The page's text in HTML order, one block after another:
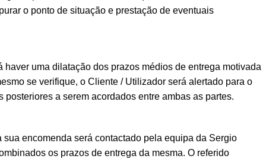
o ponto de situação e prestação de eventuais
haver uma dilatação dos prazos médios de entrega motivada
se verifique, o Cliente / Utilizador será alertado para o
posteriores a serem acordados entre ambas as partes.
sua encomenda será contactado pela equipa da Sergio
os prazos de entrega da mesma. O referido